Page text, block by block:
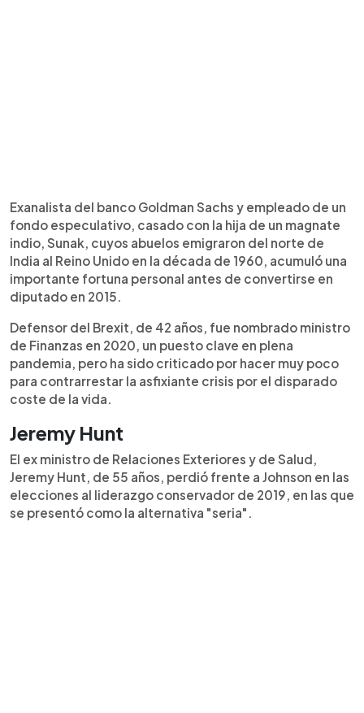
Exanalista del banco Goldman Sachs y empleado de un
fondo especulativo, casado con la hija de un magnate
indio, Sunak, cuyos abuelos emigraron del norte de
India al Reino Unido en la década de 1960, acumuló una
importante fortuna personal antes de convertirse en
diputado en 2015.
Defensor del Brexit, de 42 años, fue nombrado ministro
de Finanzas en 2020, un puesto clave en plena
pandemia, pero ha sido criticado por hacer muy poco
para contrarrestar la asfixiante crisis por el disparado
coste de la vida.
Jeremy Hunt
El ex ministro de Relaciones Exteriores y de Salud,
Jeremy Hunt, de 55 años, perdió frente a Johnson en las
elecciones al liderazgo conservador de 2019, en las que
se presentó como la alternativa "seria".